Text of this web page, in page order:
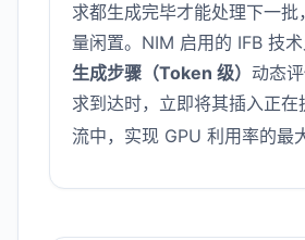
求都生成完毕才能处理下一批
量闲置。NIM 启用的 IFB 技
生成步骤（Token 级） 动态
求到达时，立即将其插入正在
流中，实现 GPU 利用率的最